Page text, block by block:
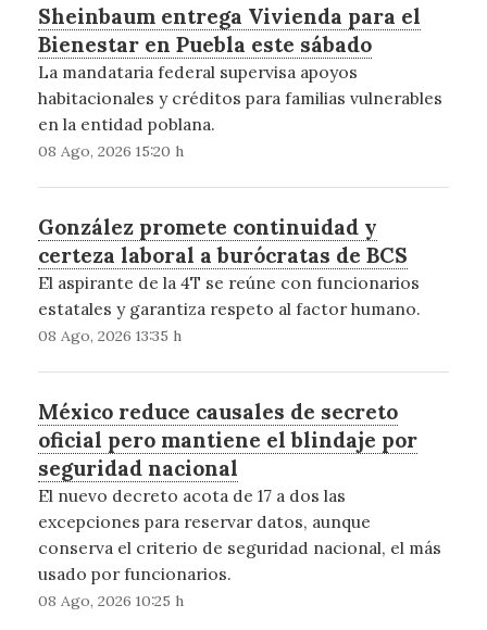
Sheinbaum entrega Vivienda para el
Bienestar en Puebla este sábado
La mandataria federal supervisa apoyos
habitacionales y créditos para familias vulnerables
en la entidad poblana.
08 Ago, 2026 15:20 h
González promete continuidad y
certeza laboral a burócratas de BCS
El aspirante de la 4T se reúne con funcionarios
estatales y garantiza respeto al factor humano.
08 Ago, 2026 13:35 h
México reduce causales de secreto
oficial pero mantiene el blindaje por
seguridad nacional
El nuevo decreto acota de 17 a dos las
excepciones para reservar datos, aunque
conserva el criterio de seguridad nacional, el más
usado por funcionarios.
08 Ago, 2026 10:25 h